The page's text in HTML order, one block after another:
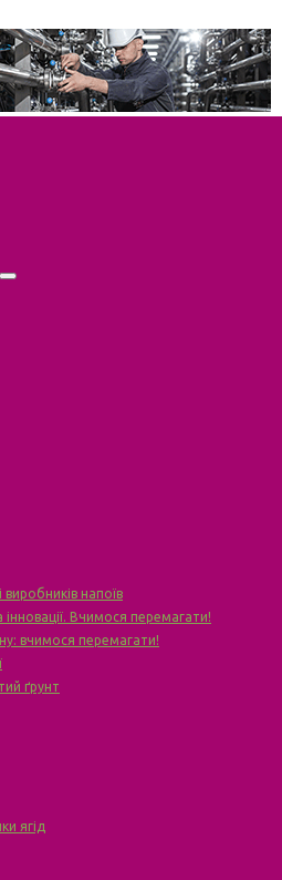
напоїв
інновації. Вчимося перемагати!
вчимося перемагати!
ґрунт
ягід